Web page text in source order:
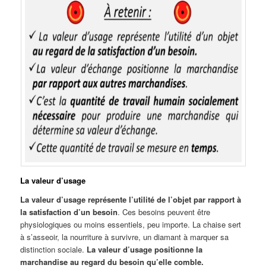
La valeur d’usage
La valeur d’usage représente l’utilité de l’objet par rapport à
la satisfaction d’un besoin. Ces besoins peuvent être
physiologiques ou moins essentiels, peu importe. La chaise sert
à s’asseoir, la nourriture à survivre, un diamant à marquer sa
distinction sociale. La valeur d’usage positionne la
marchandise au regard du besoin qu’elle comble.